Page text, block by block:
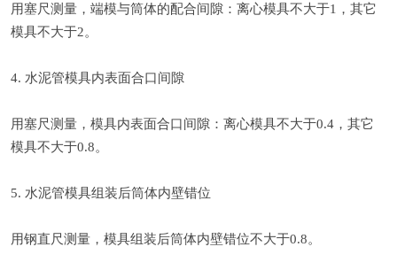
用塞尺测量，端模与筒体的配合间隙：离心模具不大于1，其它
模具不大于2。
4. 水泥管模具内表面合口间隙
用塞尺测量，模具内表面合口间隙：离心模具不大于0.4，其它
模具不大于0.8。
5. 水泥管模具组装后筒体内壁错位
用钢直尺测量，模具组装后筒体内壁错位不大于0.8。